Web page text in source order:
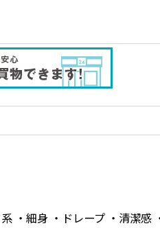
・細身 ・ドレープ ・清潔感